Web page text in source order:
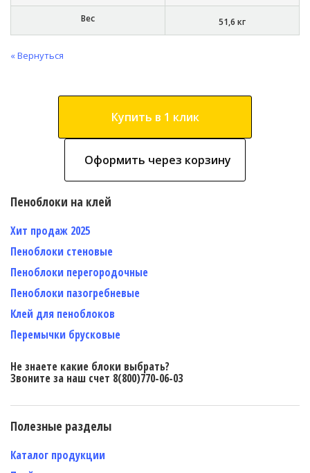
Вес 51,6 кг
« Вернуться
Купить в 1 клик
Оформить через корзину
Пеноблоки на клей
Хит продаж 2025
Пеноблоки стеновые
Пеноблоки перегородочные
Пеноблоки пазогребневые
Клей для пеноблоков
Перемычки брусковые
Не знаете какие блоки выбрать?
Звоните за наш счет 8(800)770-06-03
Полезные разделы
Каталог продукции